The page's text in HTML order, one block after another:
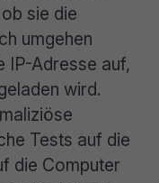
sie die
umgehen
IP-Adresse auf,
wird.
Tests auf die
die Computer